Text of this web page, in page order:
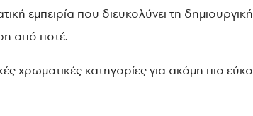
εμπειρία που διευκολύνει τη δημιουργική
από ποτέ.
χρωματικές κατηγορίες για ακόμη πιο